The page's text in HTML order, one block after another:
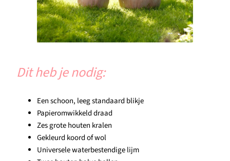
Dit heb je nodig:
Een schoon, leeg standaard blikje
Papieromwikkeld draad
Zes grote houten kralen
Gekleurd koord of wol
Universele waterbestendige lijm